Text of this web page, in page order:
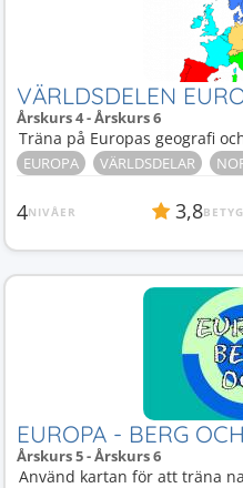
VÄRLDSDELEN
Årskurs 4 - Årskurs 6
Träna på Europas geografi
EUROPA VÄRLDSDELAR
4NIVÅER 3,8BETYG
EUROPA - BERG
Årskurs 5 - Årskurs 6
Använd kartan för att träna